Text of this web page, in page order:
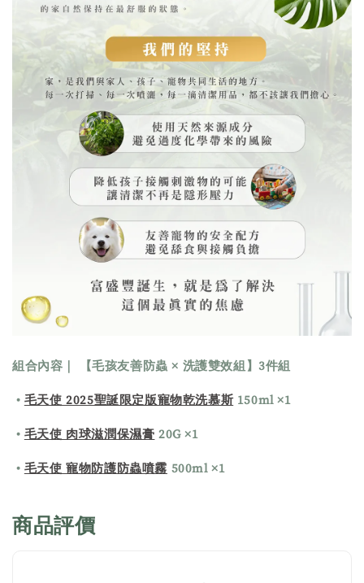
組合內容｜ 【毛孩友善防蟲 × 洗護雙效組】3件組
• 毛天使 2025聖誕限定版寵物乾洗慕斯150ml ×1
• 毛天使 肉球滋潤保濕膏 20G ×1
• 毛天使 寵物防護防蟲噴霧 500ml ×1
商品評價